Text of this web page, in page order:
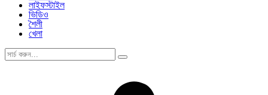
লাইফস্টাইল
ভিডিও
শৈলী
খেলা